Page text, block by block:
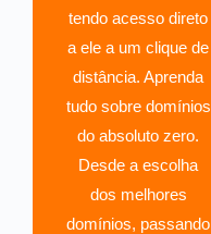
tendo acesso direto
a ele a um clique de
distância. Aprenda
tudo sobre domínios
do absoluto zero.
Desde a escolha
dos melhores
domínios, passando